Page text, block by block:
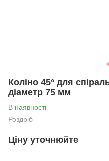
Коліно 45° для
діаметр 75 мм
В наявності
Роздріб
Ціну уточнюйте